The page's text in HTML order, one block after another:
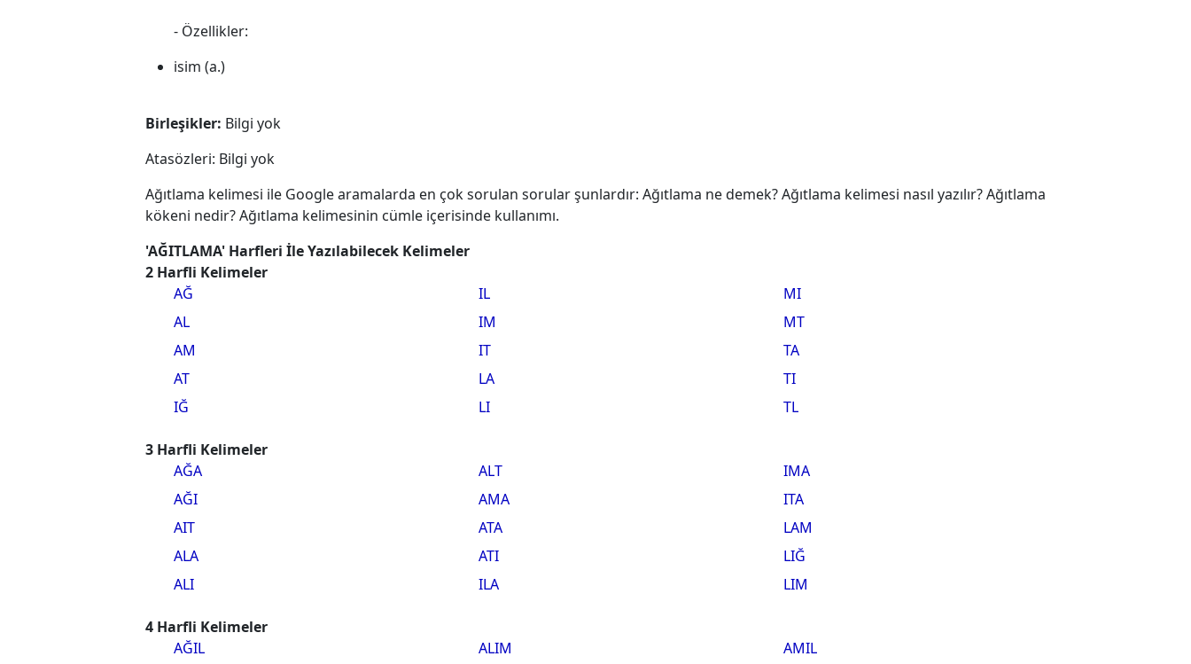
- Özellikler:
isim (a.)
Birleşikler: Bilgi yok
Atasözleri: Bilgi yok
Ağıtlama kelimesi ile Google aramalarda en çok sorulan sorular şunlardır: Ağıtlama ne demek? Ağıtlama kelimesi nasıl yazılır? Ağıtlama
kökeni nedir? Ağıtlama kelimesinin cümle içerisinde kullanımı.
'AĞITLAMA' Harfleri İle Yazılabilecek Kelimeler
2 Harfli Kelimeler
AĞ
AL
AM
AT
IĞ
IL
IM
IT
LA
LI
MI
MT
TA
TI
TL
3 Harfli Kelimeler
AĞA
AĞI
AIT
ALA
ALI
ALT
AMA
ATA
ATI
ILA
IMA
ITA
LAM
LIĞ
LIM
4 Harfli Kelimeler
AĞIL
ALIM
AMIL